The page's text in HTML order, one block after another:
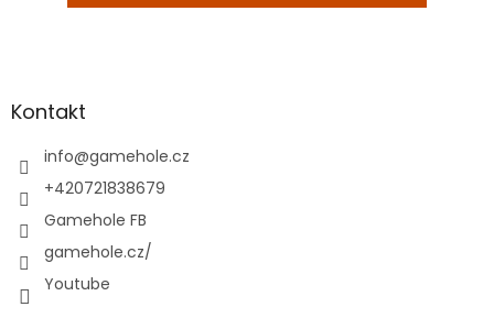
aKontakt
info@gamehole.cz
+420721838679
Gamehole FB
gamehole.cz/
Youtube